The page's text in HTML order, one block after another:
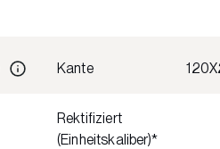
Kante
Rektifiziert
(Einheitskaliber)*